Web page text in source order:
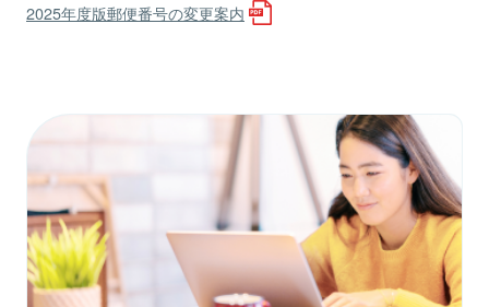
2025年度版郵便番号の変更案内